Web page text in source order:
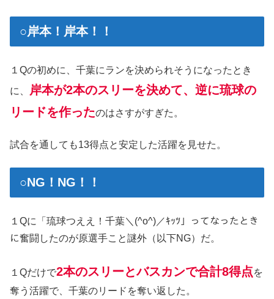
○岸本！岸本！！
１Qの初めに、千葉にランを決められそうになったとき
に、
岸本が2本のスリーを決めて、逆に琉球の
リードを作ったのはさすがすぎた。
試合を通しても13得点と安定した活躍を見せた。
○NG！NG！！
１Qに「琉球つええ！千葉＼(^o^)／ｷｯﾂ」ってなったとき
に奮闘したのが原選手こと謎外（以下NG）だ。
１Qだけで2本のスリーとバスカンで合計8得点を
奪う活躍で、千葉のリードを奪い返した。